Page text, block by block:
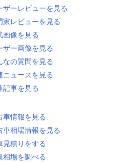
ーレビューを見る
レビューを見る
画像を見る
ザー画像を見る
なの質問を見る
ニュースを見る
記事を見る
車情報を見る
相場情報を見る
見積りをする
相場を調べる